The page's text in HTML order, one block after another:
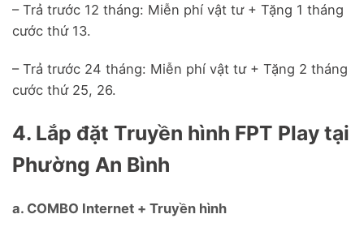
– Trả trước 12 tháng: Miễn phí vật tư + Tặng 1 tháng
cước thứ 13.
– Trả trước 24 tháng: Miễn phí vật tư + Tặng 2 tháng
cước thứ 25, 26.
4. Lắp đặt Truyền hình FPT Play tại
Phường An Bình
a. COMBO Internet + Truyền hình